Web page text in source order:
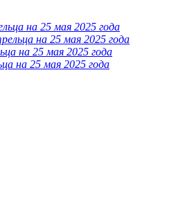
на 25 мая 2025 года
на 25 мая 2025 года
на 25 мая 2025 года
на 25 мая 2025 года